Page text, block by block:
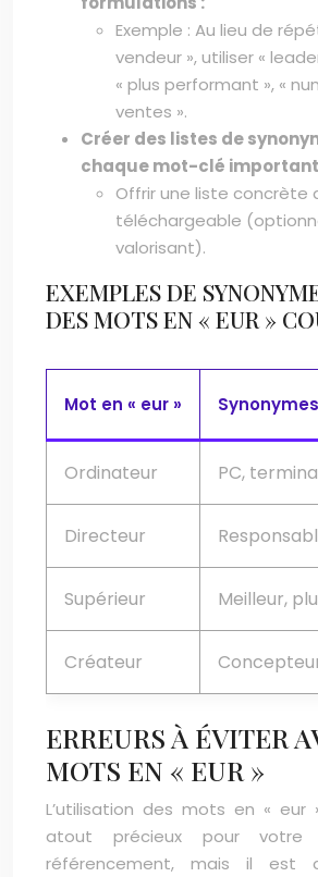
Exemple : Au lieu de
vendeur », utiliser «
« plus performant », «
ventes ».
Créer des listes de
chaque mot-clé important
Offrir une liste concrète
téléchargeable
valorisant).
EXEMPLES DE
DES MOTS EN « EUR »
Mot en « eur » Synonymes
Ordinateur PC,
Directeur
Supérieur Meilleur,
Créateur
ERREURS À ÉVITER
MOTS EN « EUR »
L’utilisation des mots en «
atout précieux pour votre
référencement, mais il est